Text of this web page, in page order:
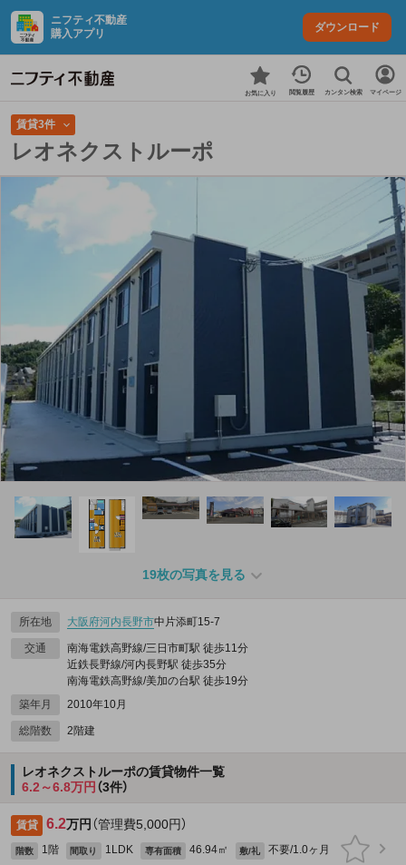
ニフティ不動産
購入アプリ
ダウンロード
お気に入り 閲覧履歴 カンタン検索 マイページ
賃貸3件
レオネクストルーポ
19枚の写真を見る
所在地 大阪府河内長野市中片添町15-7
交通
南海電鉄高野線/三日市町駅 徒歩11分
近鉄長野線/河内長野駅 徒歩35分
南海電鉄高野線/美加の台駅 徒歩19分
築年月
2010年10月
総階数 2階建
レオネクストルーポの賃貸物件一覧
6.2～6.8万円 （3件）
賃貸 6.2万円 （管理費5,000円）
階数 1階 間取り 1LDK 専有面積 46.94㎡ 敷/礼
不要/1.0ヶ月